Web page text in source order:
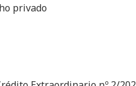
privado